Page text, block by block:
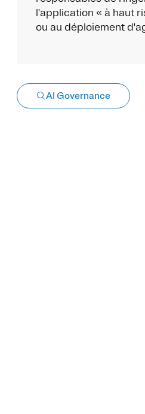
l'application « à haut
ou au déploiement
AI Governance